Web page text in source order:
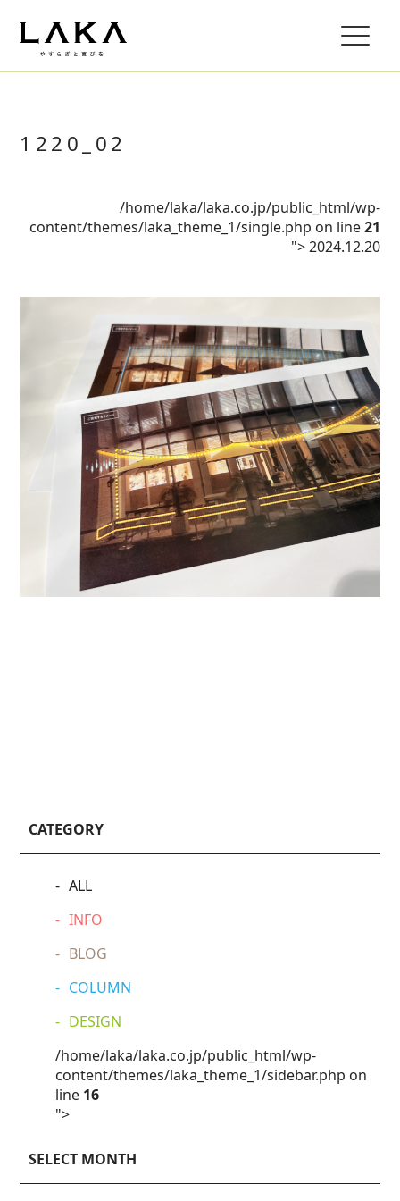
1220_02
/home/laka/laka.co.jp/public_html/wp-
content/themes/laka_theme_1/single.php on line21
">2024.12.20
CATEGORY
ALL
INFO
BLOG
COLUMN
DESIGN
/home/laka/laka.co.jp/public_html/wp-
content/themes/laka_theme_1/sidebar.php on
line 16
">
SELECT MONTH